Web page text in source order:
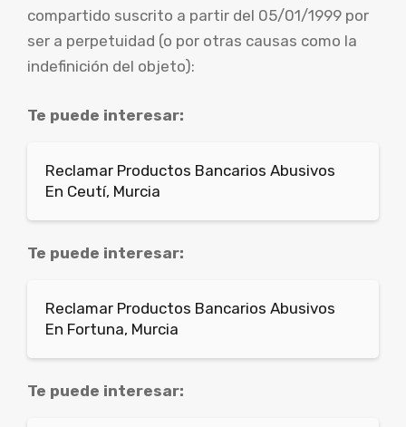
compartido suscrito a partir del 05/01/1999 por
ser a perpetuidad (o por otras causas como la
indefinición del objeto):
Te puede interesar:
Reclamar Productos Bancarios Abusivos
En Ceutí, Murcia
Te puede interesar:
Reclamar Productos Bancarios Abusivos
En Fortuna, Murcia
Te puede interesar: